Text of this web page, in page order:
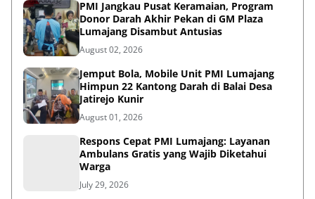
PMI Jangkau Pusat Keramaian, Program
Donor Darah Akhir Pekan di GM Plaza
Lumajang Disambut Antusias
August 02, 2026
Jemput Bola, Mobile Unit PMI Lumajang
Himpun 22 Kantong Darah di Balai Desa
Jatirejo Kunir
August 01, 2026
Respons Cepat PMI Lumajang: Layanan
Ambulans Gratis yang Wajib Diketahui
Warga
July 29, 2026